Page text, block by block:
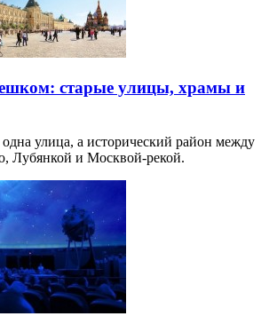
старые улицы, храмы и
улица, а исторический район между
Лубянкой и Москвой-рекой.